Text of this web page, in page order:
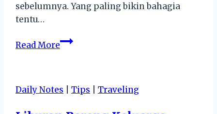
sebelumnya. Yang paling bikin bahagia
tentu…
Read MoreRamadan
Belanja
Daily Notes Tips Traveling